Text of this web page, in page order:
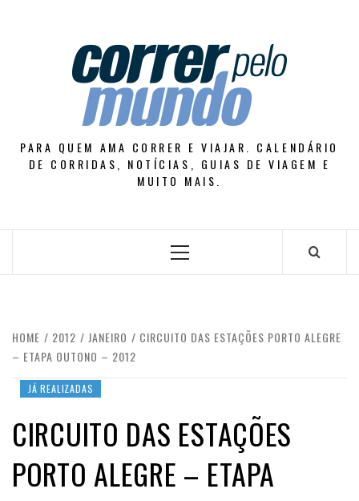
PARA QUEM AMA CORRER E VIAJAR. CALENDÁRIO
DE CORRIDAS, NOTÍCIAS, GUIAS DE VIAGEM E
MUITO MAIS.
Primary
HOME 2012 JANEIRO
CIRCUITO DAS ESTAÇÕES PORTO ALEGRE
– ETAPA OUTONO – 2012
JÁ REALIZADAS
CIRCUITO DAS ESTAÇÕES
PORTO ALEGRE – ETAPA